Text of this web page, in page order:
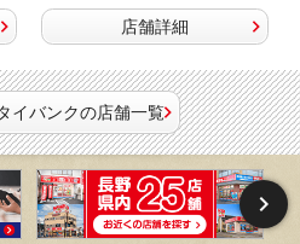
店舗詳細
イバンクの店舗一覧